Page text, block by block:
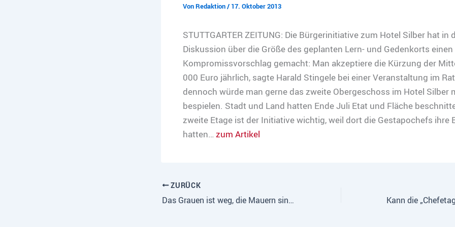
VonRedaktion/ 17. Oktober 2013
STUTTGARTER ZEITUNG: Die Bürgerinitiative zum Hotel Silber hat in
Diskussion über die Größe des geplanten Lern- und Gedenkorts einen
Kompromissvorschlag gemacht: Man akzeptiere die Kürzung der
000 Euro jährlich, sagte Harald Stingele bei einer Veranstaltung im
dennoch würde man gerne das zweite Obergeschoss im Hotel Silber
bespielen. Stadt und Land hatten Ende Juli Etat und Fläche
zweite Etage ist der Initiative wichtig, weil dort die Gestapochefs ihre
hatten… zum Artikel
ZURÜCK
Das Grauen ist weg, die Mauern sind noch da